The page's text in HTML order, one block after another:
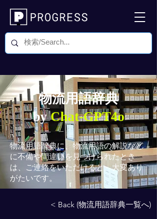
物流用語辞典
byChat-GPT4o
物流用語辞典に、物流用語の解説など
に不備や間違いを見つけられたとき
は、ご連絡をいただけると、大変あり
がたいです。
< Back (物流用語辞典一覧へ)